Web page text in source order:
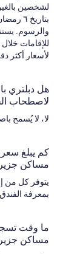
لشخصين
للإقامات خلال الـ 30 يومًا المقبلة. تخضع
لأسعار أكثر
هل دبلتري
لاصطحاب
لا، لا يُسمح
كم يبلغ
مساكن
يتوفر كل من
بمعرفة
ما وقت
مساكن